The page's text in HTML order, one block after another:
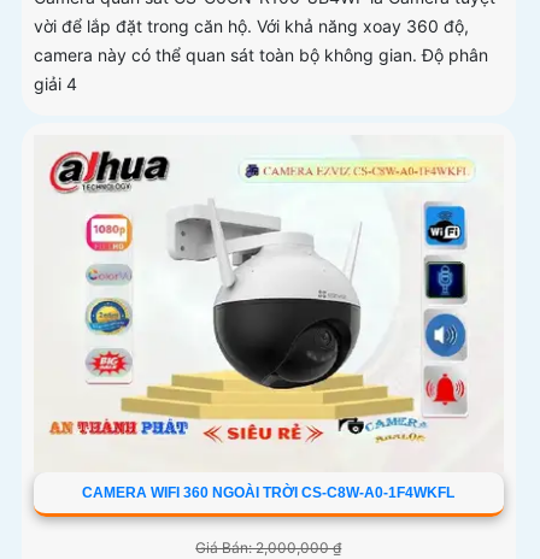
vời để lắp đặt trong căn hộ. Với khả năng xoay 360 độ,
camera này có thể quan sát toàn bộ không gian. Độ phân
giải 4
CAMERA WIFI 360 NGOÀI TRỜI CS-C8W-A0-1F4WKFL
Giá Bán: 2,000,000 ₫